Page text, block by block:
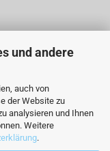
und andere
auch von
der Website zu
analysieren und Ihnen
Weitere
.